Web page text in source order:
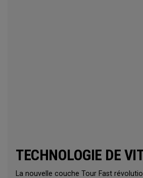
TECHNOLOGIE DE
La nouvelle couche Tour Fast